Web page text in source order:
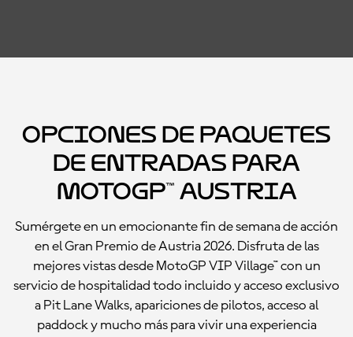
Opciones de paquetes
de entradas para
MotoGP™ Austria
Sumérgete en un emocionante fin de semana de acción
en el Gran Premio de Austria 2026. Disfruta de las
mejores vistas desde MotoGP VIP Village™ con un
servicio de hospitalidad todo incluido y acceso exclusivo
a Pit Lane Walks, apariciones de pilotos, acceso al
paddock y mucho más para vivir una experiencia